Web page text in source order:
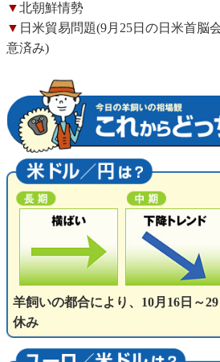
▼北朝鮮情勢
▼ 日米貿易問題(9月25日の日米首脳
意済み)
羊飼いの都合により、10月16日～
休み